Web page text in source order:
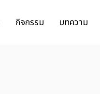
กิจกรรม บทความ